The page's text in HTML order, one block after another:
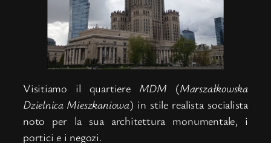
Visitiamo il quartiere MDM (Marszałkowska
Dzielnica Mieszkaniowa) in stile realista socialista
noto per la sua architettura monumentale, i
portici e i negozi.